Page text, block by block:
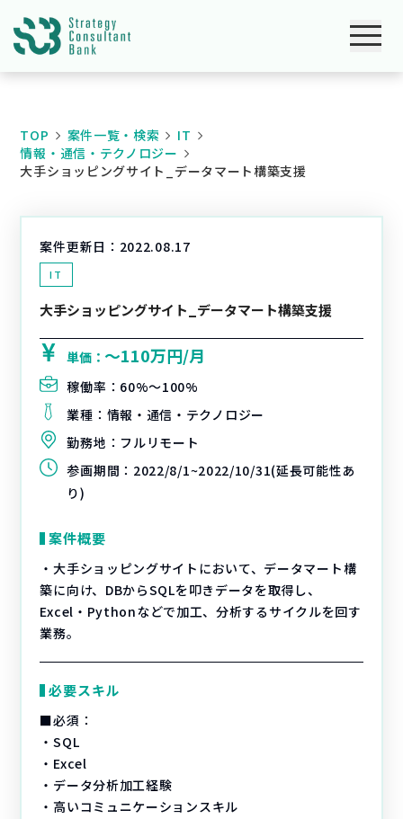
TOP 案件一覧・検索
IT
情報・通信・テクノロジー
大手ショッピングサイト_データマート構築支援
案件更新日： 2022.08.17
IT
大手ショッピングサイト_データマート構築支援
単価：〜110万円/月
稼働率： 60%〜100%
業種： 情報・通信・テクノロジー
勤務地： フルリモート
参画期間： 2022/8/1~2022/10/31(延長可能性あ
り)
案件概要
・大手ショッピングサイトにおいて、データマート構
築に向け、DBからSQLを叩きデータを取得し、
Excel・Pythonなどで加工、分析するサイクルを回す
業務。
必要スキル
■必須：
・SQL
・Excel
・データ分析加工経験
・高いコミュニケーションスキル